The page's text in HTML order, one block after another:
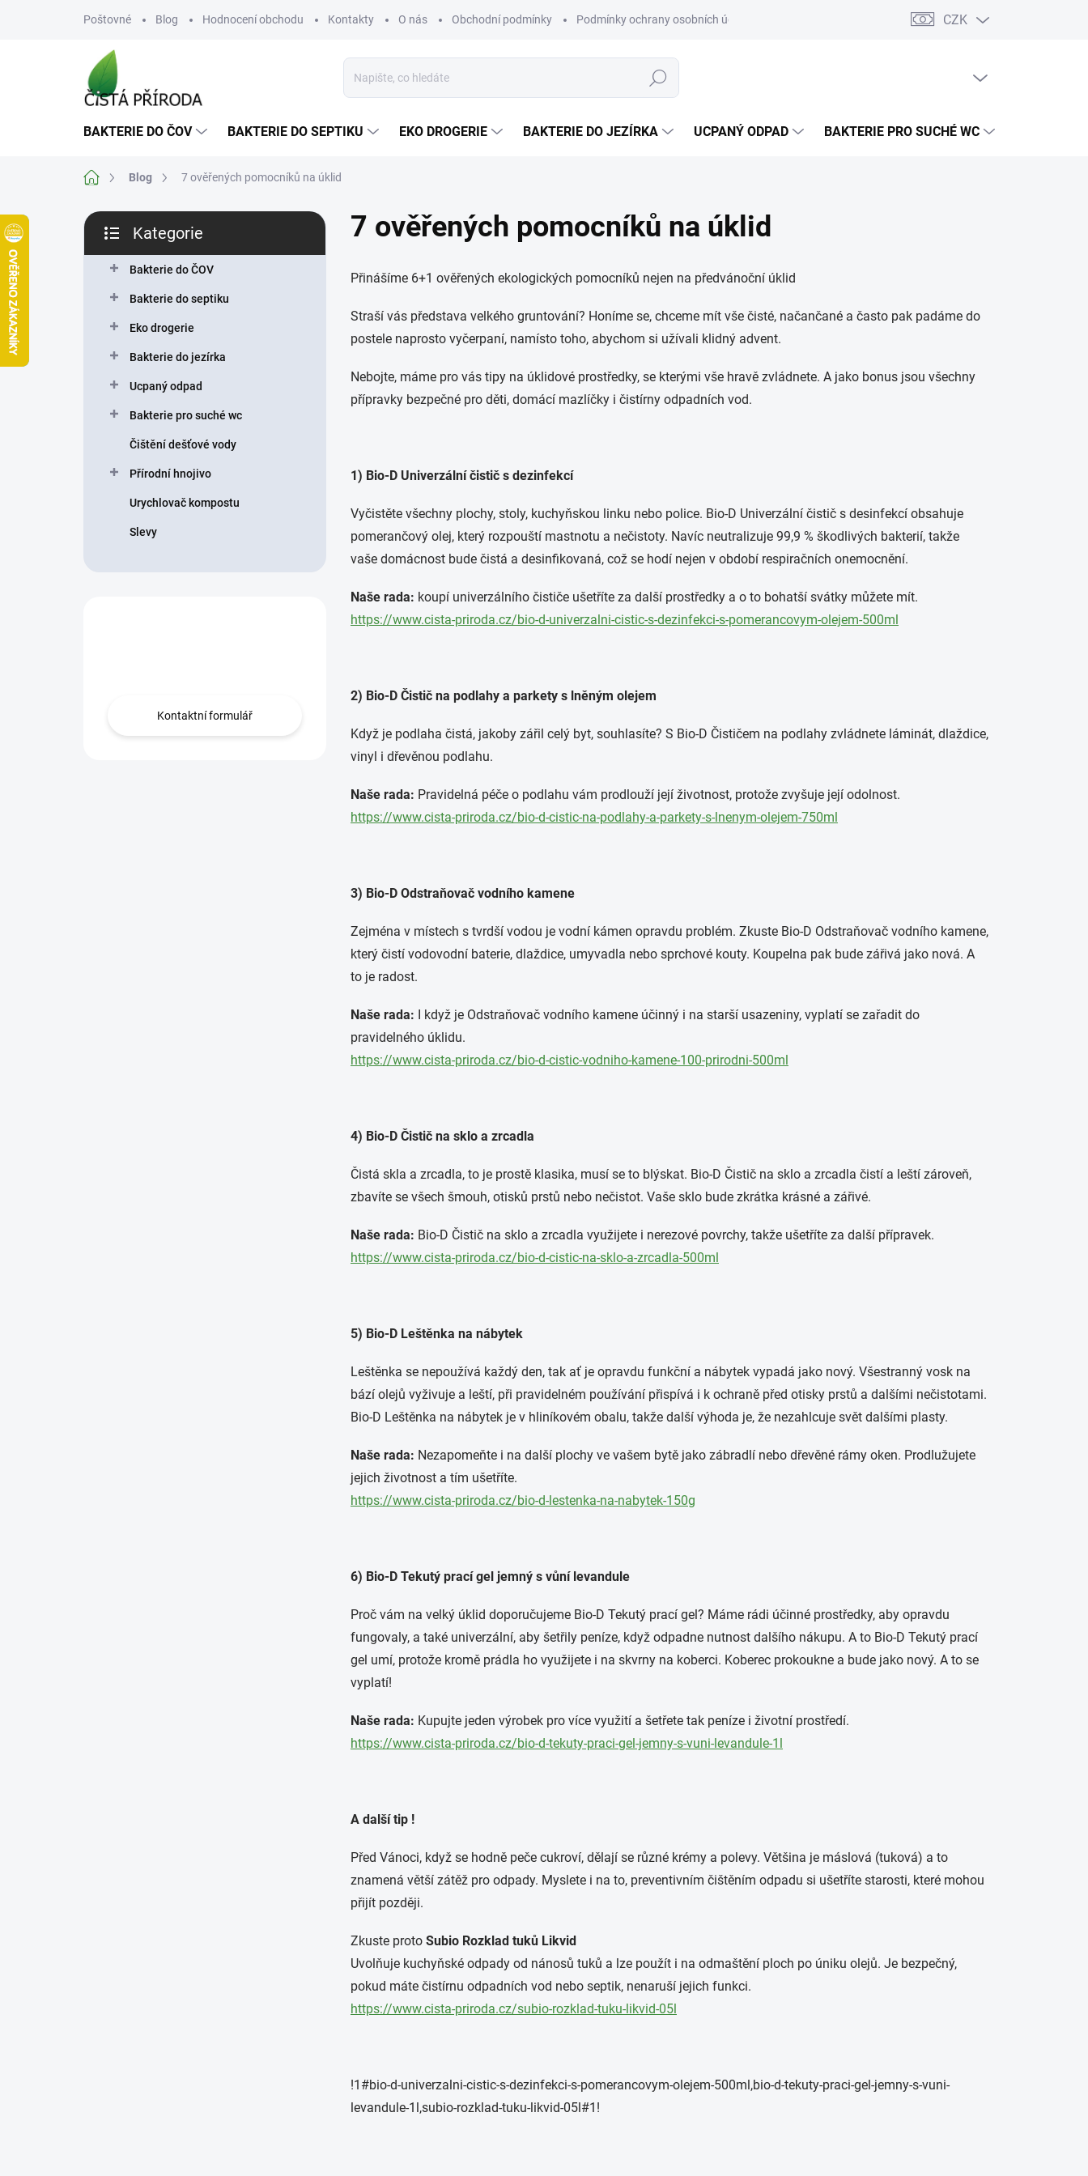
Poštovné Blog Hodnocení obchodu Kontakty O nás Obchodní podmínky Podmínky ochrany osobních údajů CZK
Hledat
BAKTERIE DO ČOV BAKTERIE DO SEPTIKU EKO DROGERIE BAKTERIE DO JEZÍRKA UCPANÝ ODPAD BAKTERIE PRO SUCHÉ WC
Domů Blog 7 ověřených pomocníků na úklid
P
s
kategorie
Kategorie
Bakterie do ČOV
Bakterie do septiku
Eko drogerie
Bakterie do jezírka
Ucpaný odpad
Bakterie pro suché wc
Čištění dešťové vody
Přírodní hnojivo
Urychlovač kompostu
Slevy
Kontaktní formulář
7 ověřených pomocníků na úklid
Přinášíme 6+1 ověřených ekologických pomocníků nejen na předvánoční úklid
Straší vás představa velkého gruntování? Honíme se, chceme mít vše čisté, načančané a často pak padáme do
postele naprosto vyčerpaní, namísto toho, abychom si užívali klidný advent.
Nebojte, máme pro vás tipy na úklidové prostředky, se kterými vše hravě zvládnete. A jako bonus jsou všechny
přípravky bezpečné pro děti, domácí mazlíčky i čistírny odpadních vod.
1) Bio-D Univerzální čistič s dezinfekcí
Vyčistěte všechny plochy, stoly, kuchyňskou linku nebo police. Bio-D Univerzální čistič s desinfekcí obsahuje
pomerančový olej, který rozpouští mastnotu a nečistoty. Navíc neutralizuje 99,9 % škodlivých bakterií, takže
vaše domácnost bude čistá a desinfikovaná, což se hodí nejen v období respiračních onemocnění.
Naše rada: koupí univerzálního čističe ušetříte za další prostředky a o to bohatší svátky můžete mít.
https://www.cista-priroda.cz/bio-d-univerzalni-cistic-s-dezinfekci-s-pomerancovym-olejem-500ml
2) Bio-D Čistič na podlahy a parkety s lněným olejem
Když je podlaha čistá, jakoby zářil celý byt, souhlasíte? S Bio-D Čističem na podlahy zvládnete láminát, dlaždice,
vinyl i dřevěnou podlahu.
Naše rada: Pravidelná péče o podlahu vám prodlouží její životnost, protože zvyšuje její odolnost.
https://www.cista-priroda.cz/bio-d-cistic-na-podlahy-a-parkety-s-lnenym-olejem-750ml
3) Bio-D Odstraňovač vodního kamene
Zejména v místech s tvrdší vodou je vodní kámen opravdu problém. Zkuste Bio-D Odstraňovač vodního kamene,
který čistí vodovodní baterie, dlaždice, umyvadla nebo sprchové kouty. Koupelna pak bude zářivá jako nová. A
to je radost.
Naše rada: I když je Odstraňovač vodního kamene účinný i na starší usazeniny, vyplatí se zařadit do
pravidelného úklidu.
https://www.cista-priroda.cz/bio-d-cistic-vodniho-kamene-100-prirodni-500ml
4) Bio-D Čistič na sklo a zrcadla
Čistá skla a zrcadla, to je prostě klasika, musí se to blýskat. Bio-D Čistič na sklo a zrcadla čistí a leští zároveň,
zbavíte se všech šmouh, otisků prstů nebo nečistot. Vaše sklo bude zkrátka krásné a zářivé.
Naše rada: Bio-D Čistič na sklo a zrcadla využijete i nerezové povrchy, takže ušetříte za další přípravek.
https://www.cista-priroda.cz/bio-d-cistic-na-sklo-a-zrcadla-500ml
5) Bio-D Leštěnka na nábytek
Leštěnka se nepoužívá každý den, tak ať je opravdu funkční a nábytek vypadá jako nový. Všestranný vosk na
bází olejů vyživuje a leští, při pravidelném používání přispívá i k ochraně před otisky prstů a dalšími nečistotami.
Bio-D Leštěnka na nábytek je v hliníkovém obalu, takže další výhoda je, že nezahlcuje svět dalšími plasty.
Naše rada: Nezapomeňte i na další plochy ve vašem bytě jako zábradlí nebo dřevěné rámy oken. Prodlužujete
jejich životnost a tím ušetříte.
https://www.cista-priroda.cz/bio-d-lestenka-na-nabytek-150g
6) Bio-D Tekutý prací gel jemný s vůní levandule
Proč vám na velký úklid doporučujeme Bio-D Tekutý prací gel? Máme rádi účinné prostředky, aby opravdu
fungovaly, a také univerzální, aby šetřily peníze, když odpadne nutnost dalšího nákupu. A to Bio-D Tekutý prací
gel umí, protože kromě prádla ho využijete i na skvrny na koberci. Koberec prokoukne a bude jako nový. A to se
vyplatí!
Naše rada: Kupujte jeden výrobek pro více využití a šetřete tak peníze i životní prostředí.
https://www.cista-priroda.cz/bio-d-tekuty-praci-gel-jemny-s-vuni-levandule-1l
A další tip !
Před Vánoci, když se hodně peče cukroví, dělají se různé krémy a polevy. Většina je máslová (tuková) a to
znamená větší zátěž pro odpady. Myslete i na to, preventivním čištěním odpadu si ušetříte starosti, které mohou
přijít později.
Zkuste proto Subio Rozklad tuků Likvid
Uvolňuje kuchyňské odpady od nánosů tuků a lze použít i na odmaštění ploch po úniku olejů. Je bezpečný,
pokud máte čistírnu odpadních vod nebo septik, nenaruší jejich funkci.
https://www.cista-priroda.cz/subio-rozklad-tuku-likvid-05l
!1#bio-d-univerzalni-cistic-s-dezinfekci-s-pomerancovym-olejem-500ml,bio-d-tekuty-praci-gel-jemny-s-vuni-
levandule-1l,subio-rozklad-tuku-likvid-05l#1!